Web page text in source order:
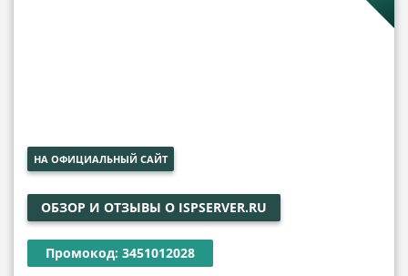
НА ОФИЦИАЛЬНЫЙ САЙТ
ОБЗОР И ОТЗЫВЫ О ISPSERVER.RU
Промокод: 3451012028